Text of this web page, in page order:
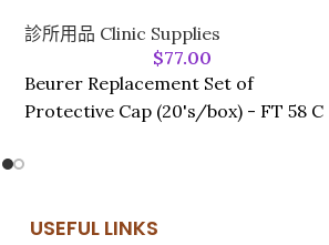
診所用品 Clinic Supplies
$77.00
Beurer Replacement Set of
Protective Cap (20's/box) - FT 58 C
USEFUL LINKS